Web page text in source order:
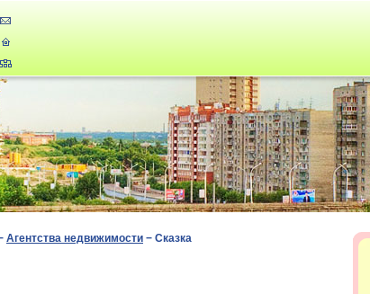
Агентства недвижимости − Сказка